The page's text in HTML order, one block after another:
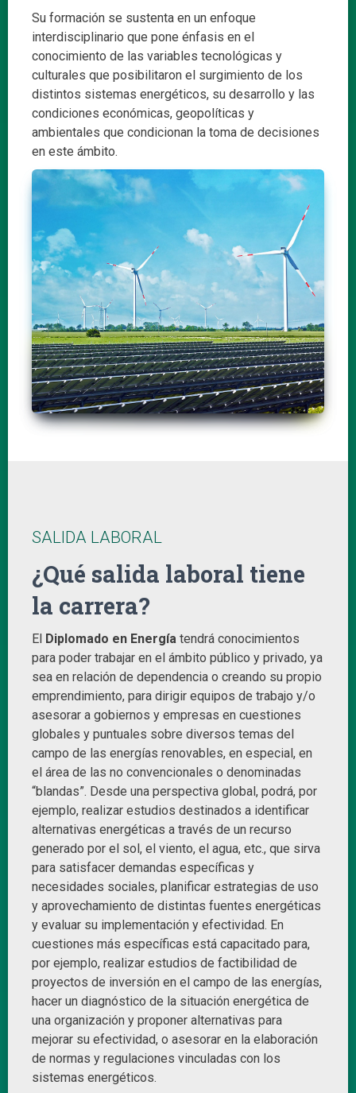
Su formación se sustenta en un enfoque
interdisciplinario que pone énfasis en el
conocimiento de las variables tecnológicas y
culturales que posibilitaron el surgimiento de los
distintos sistemas energéticos, su desarrollo y las
condiciones económicas, geopolíticas y
ambientales que condicionan la toma de decisiones
en este ámbito.
SALIDA LABORAL
¿Qué salida laboral tiene
la carrera?
El Diplomado en Energía tendrá conocimientos
para poder trabajar en el ámbito público y privado, ya
sea en relación de dependencia o creando su propio
emprendimiento, para dirigir equipos de trabajo y/o
asesorar a gobiernos y empresas en cuestiones
globales y puntuales sobre diversos temas del
campo de las energías renovables, en especial, en
el área de las no convencionales o denominadas
“blandas”. Desde una perspectiva global, podrá, por
ejemplo, realizar estudios destinados a identificar
alternativas energéticas a través de un recurso
generado por el sol, el viento, el agua, etc., que sirva
para satisfacer demandas específicas y
necesidades sociales, planificar estrategias de uso
y aprovechamiento de distintas fuentes energéticas
y evaluar su implementación y efectividad. En
cuestiones más específicas está capacitado para,
por ejemplo, realizar estudios de factibilidad de
proyectos de inversión en el campo de las energías,
hacer un diagnóstico de la situación energética de
una organización y proponer alternativas para
mejorar su efectividad, o asesorar en la elaboración
de normas y regulaciones vinculadas con los
sistemas energéticos.